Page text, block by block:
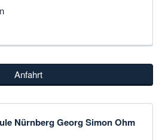
Anfahrt
Nürnberg Georg Simon Ohm